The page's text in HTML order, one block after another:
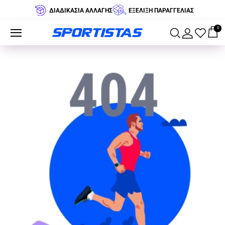
ΔΙΑΔΙΚΑΣΙΑ ΑΛΛΑΓΗΣ ΕΞΕΛΙΞΗ ΠΑΡΑΓΓΕΛΙΑΣ
0